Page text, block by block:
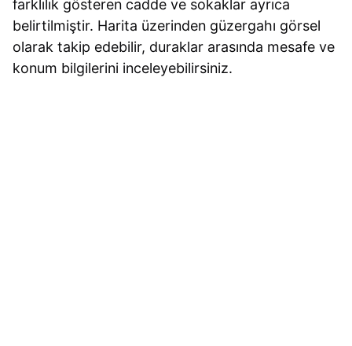
farklılık gösteren cadde ve sokaklar ayrıca
belirtilmiştir. Harita üzerinden güzergahı görsel
olarak takip edebilir, duraklar arasında mesafe ve
konum bilgilerini inceleyebilirsiniz.